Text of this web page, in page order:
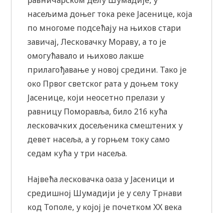
насељима доњег тока реке Јасенице, која
по многоме подсећају на њихов стари
завичај, Лесковачку Мораву, а то је
омогућавало и њихово лакше
прилагођавање у новој средини. Тако је
око Првог светског рата у доњем току
Јасенице, који неосетно прелази у
равницу Поморавља, било 216 кућа
лесковачких досељеника смештених у
девет насеља, а у горњем току само
седам кућа у три насеља.
Највећа лесковачка оаза у Јасеници и
средишној Шумадији је у селу Трнави
код Тополе, у којој је почетком XX века